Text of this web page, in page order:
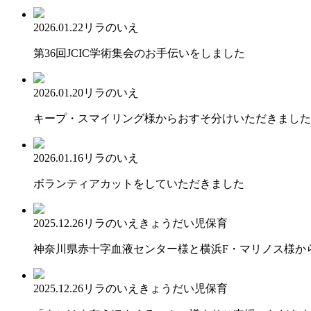
2026.01.22 リラのいえ
第36回JCIC学術集会のお手伝いをしました
2026.01.20リラのいえ
キープ・スマイリング様からおすそ分けいただきました
2026.01.16リラのいえ
ボランティアカットをしていただきました
2025.12.26リラのいえ きょうだい児保育
神奈川県赤十字血液センター様と横浜F・マリノス様か
2025.12.26リラのいえ きょうだい児保育